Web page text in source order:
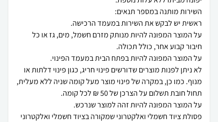
על המוצר המפונה להיות מנותק מזרם חשמל, מים, גז או כל
לא ניתן לפנות מוצרים שדורשים פינוי חריג, כגון פינוי דלתות או
מנוף. כמו כן, במקרה של פינוי מוצר מעל קומה שניה ללא מעלית,
פסולת ציוד חשמלי ואלקטרוני שמקורה בציוד חשמלי ואלקטרוני